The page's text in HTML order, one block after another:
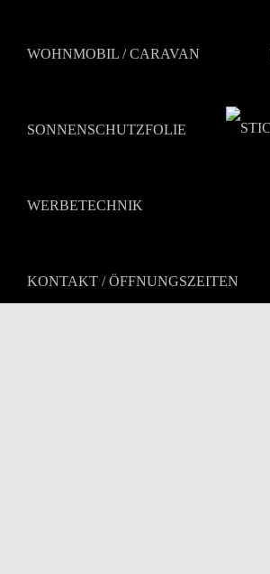
springenWOHNMOBIL / CARAVAN
SONNENSCHUTZFOLIE
WERBETECHNIK
KONTAKT / ÖFFNUNGSZEITEN